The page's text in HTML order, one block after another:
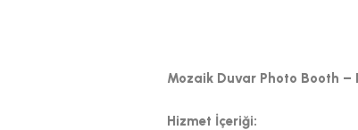
Mozaik Duvar Photo Booth –
Hizmet İçeriği: